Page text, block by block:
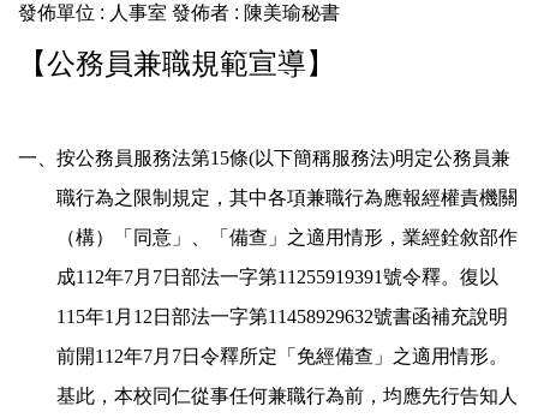
發佈單位 : 人事室 發佈者 : 陳美瑜秘書
【公務員兼職規範宣導】
一、按公務員服務法第15條(以下簡稱服務法)明定公務員兼
職行為之限制規定，其中各項兼職行為應報經權責機關
（構）「同意」、「備查」之適用情形，業經銓敘部作
成112年7月7日部法一字第11255919391號令釋。復以
115年1月12日部法一字第11458929632號書函補充說明
前開112年7月7日令釋所定「免經備查」之適用情形。
基此，本校同仁從事任何兼職行為前，均應先行告知人